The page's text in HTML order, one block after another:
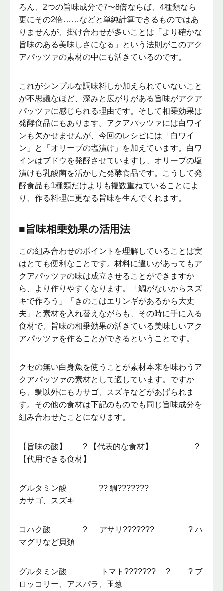
ろん、2つの旨味成分で7〜8倍ならば、4種類なら
更にその2倍……などと単純計算できるものではあ
りませんが、掛け合わせが多いことは「より確かな
旨味のある美味しさになる」という法則がこのアク
アパッツァの素材の中にも活きているのです。
これがシンプルな調味料しか加えられていないこと
が不思議なほど、深みと広がりがある旨味がアクア
パッツァに感じられる理由です。そして相乗効果は
発酵食品にもあります。アクアパッツァには白ワイ
ンも欠かせませんが、今回のレシピには「白ワイ
ン」と「オリーブの塩漬け」を加えています。白ワ
インはブドウを発酵させていますし、オリーブの塩
漬けも乳酸菌を活かした発酵食品です。こうして発
酵食品も1種類だけよりも複数重ねていることによ
り、作る料理に更なる旨味を生んでくれます。
■旨味相乗効果の活用法
この組み合わせのポイントを理解していることは実
はとても便利なことです。材料に違いがあってもア
クアパッツァの味は成立させることができますか
ら、より作りやすくなります。「鯛がないからスズ
キで作ろう」「きのこはエリンギがあるから大丈
夫」と素材を入れ替えながらも、その時に手に入る
食材で、旨味の相乗効果の活きている美味しいアク
アパッツァを作ることができるということです。
クセの無い白身魚を使うことが素材本来を味わうア
クアパッツァの素材として適しています。ですか
ら、鯛以外にもカサゴ、スズキなどがあげられま
す。その他の食材は下記のものでも同じ旨味成分を
組み合わせたことになります。
【旨味の酸】 ? 【代表的な食材】 ?
【代用できる食材】
グルタミン酸 ?? 鯛???????
カサゴ、スズキ
コハク酸 ? アサリ??????? ? ハ
マグリなど貝類
グルタミン酸 トマト??????? ? ? ブ
ロッコリー、アスパラ、玉葱